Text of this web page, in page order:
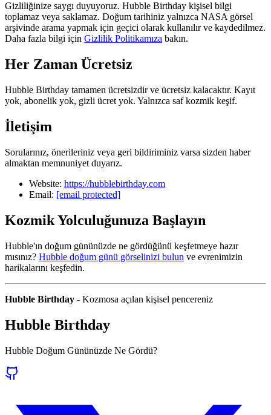
Gizliliğinize saygı duyuyoruz. Hubble Birthday kişisel bilgi
toplamaz veya saklamaz. Doğum tarihiniz yalnızca NASA görsel
arşivinde arama yapmak için geçici olarak kullanılır ve kaydedilmez.
Daha fazla bilgi için Gizlilik Politikamıza bakın.
Her Zaman Ücretsiz
Hubble Birthday tamamen ücretsizdir ve ücretsiz kalacaktır. Kayıt
yok, abonelik yok, gizli ücret yok. Yalnızca saf kozmik keşif.
İletişim
Sorularınız, önerileriniz veya geri bildiriminiz varsa sizden haber
almaktan memnuniyet duyarız.
Website: https://hubblebirthday.com
Email: [email protected]
Kozmik Yolculuğunuza Başlayın
Hubble'ın doğum gününüzde ne gördüğünü keşfetmeye hazır
mısınız? Hubble doğum günü görselinizi bulun ve evrenimizin
harikalarını keşfedin.
Hubble Birthday - Kozmosa açılan kişisel pencereniz
Hubble Birthday
Hubble Doğum Gününüzde Ne Gördü?